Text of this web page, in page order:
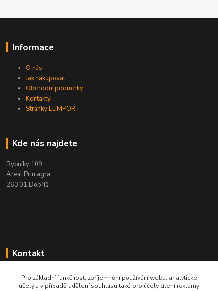
Informace
O nás
Jak nakupovat
Obchodní podmínky
Kontakty
Stránky ELIMPORT
Kde nás najdete
Rybníky 109
Areál Primagra
263 01 Dobříš
Kontakt
+420 284 811 501
Po - Pá, 8:00-16:30
Pro základní funkčnost, zpříjemnění používání webu, analytické
účely a v případě udělení souhlasu také pro účely cílení reklamy